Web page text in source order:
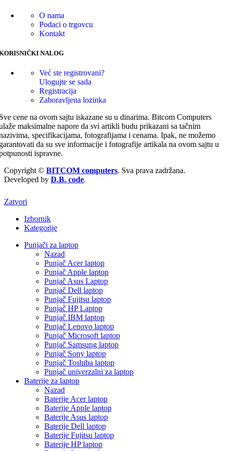
O nama
Podaci o trgovcu
Kontakt
NALOG
Već ste registrovani?
Ulogujte se sada
Registracija
Zaboravljena lozinka
cene na ovom sajtu iskazane su u dinarima. Bitcom Computers
maksimalne napore da svi artikli budu prikazani sa tačnim
specifikacijama, fotografijama i cenama. Ipak, ne možemo
da su sve informacije i fotografije artikala na ovom sajtu u
ispravne.
Copyright © BITCOM computers. Sva prava zadržana.
Developed by D.B. code.
Zatvori
Izbornik
Kategorije
Punjači za laptop
Nazad
Punjač Acer laptop
Punjač Apple laptop
Punjač Asus Laptop
Punjač Dell laptop
Punjač Fujitsu laptop
Punjač HP Laptop
Punjač IBM laptop
Punjač Lenovo laptop
Punjač Microsoft laptop
Punjač Samsung laptop
Punjač Sony laptop
Punjač Toshiba laptop
Punjač univerzalni za laptop
Baterije za laptop
Nazad
Baterije Acer laptop
Baterije Apple laptop
Baterije Asus laptop
Baterije Dell laptop
Baterije Fujitsu laptop
Baterije HP laptop